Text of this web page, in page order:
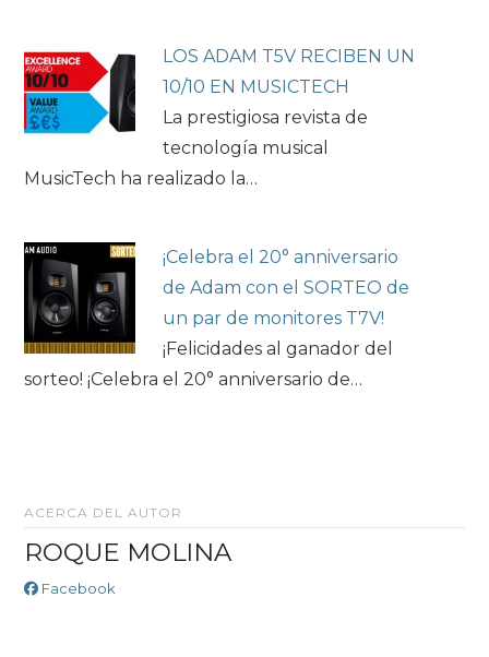
LOS ADAM T5V RECIBEN UN
10/10 EN MUSICTECH
La prestigiosa revista de
tecnología musical
MusicTech ha realizado la…
¡Celebra el 20° anniversario
de Adam con el SORTEO de
un par de monitores T7V!
¡Felicidades al ganador del
sorteo! ¡Celebra el 20° anniversario de…
ACERCA DEL AUTOR
ROQUE MOLINA
Facebook